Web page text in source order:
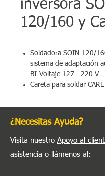
inversora
120/160 y
Soldadora SOIN-120/
sistema de adaptación
BI-Voltaje 127 - 220 V
Careta para soldar
Pinzas para tierra y
sistema de cambio rápido
¿Necesitas Ayuda?
Visita nuestro Apoyo al
asistencia o llámenos al :